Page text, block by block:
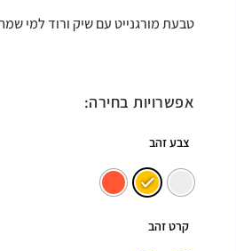
טבעת מורגנייט עם שיק ורוד למי
אפשרויות בחירה:
צבע זהב
קרט זהב